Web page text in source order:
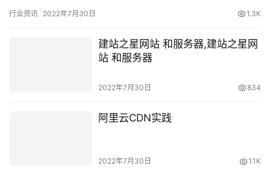
行业资讯 2022年7月30日 1.3K
建站之星网站 和服务器,建站之星网
站 和服务器
2022年7月30日 834
阿里云CDN实践
2022年7月30日 1.1K